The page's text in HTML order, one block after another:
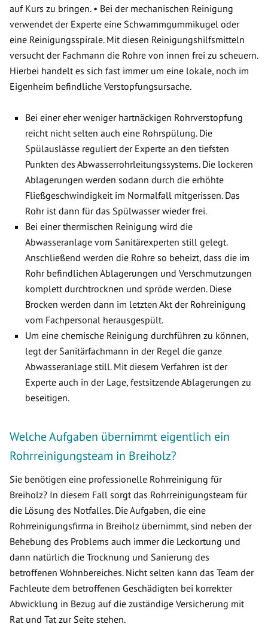
auf Kurs zu bringen. • Bei der mechanischen Reinigung
verwendet der Experte eine Schwammgummikugel oder
eine Reinigungsspirale. Mit diesen Reinigungshilfsmitteln
versucht der Fachmann die Rohre von innen frei zu scheuern.
Hierbei handelt es sich fast immer um eine lokale, noch im
Eigenheim befindliche Verstopfungsursache.
Bei einer eher weniger hartnäckigen Rohrverstopfung
reicht nicht selten auch eine Rohrspülung. Die
Spülauslässe reguliert der Experte an den tiefsten
Punkten des Abwasserrohrleitungssystems. Die lockeren
Ablagerungen werden sodann durch die erhöhte
Fließgeschwindigkeit im Normalfall mitgerissen. Das
Rohr ist dann für das Spülwasser wieder frei.
Bei einer thermischen Reinigung wird die
Abwasseranlage vom Sanitärexperten still gelegt.
Anschließend werden die Rohre so beheizt, dass die im
Rohr befindlichen Ablagerungen und Verschmutzungen
komplett durchtrocknen und spröde werden. Diese
Brocken werden dann im letzten Akt der Rohreinigung
vom Fachpersonal herausgespült.
Um eine chemische Reinigung durchführen zu können,
legt der Sanitärfachmann in der Regel die ganze
Abwasseranlage still. Mit diesem Verfahren ist der
Experte auch in der Lage, festsitzende Ablagerungen zu
beseitigen.
Welche Aufgaben übernimmt eigentlich ein
Rohrreinigungsteam in Breiholz?
Sie benötigen eine professionelle Rohrreinigung für
Breiholz? In diesem Fall sorgt das Rohrreinigungsteam für
die Lösung des Notfalles. Die Aufgaben, die eine
Rohrreinigungsfirma in Breiholz übernimmt, sind neben der
Behebung des Problems auch immer die Leckortung und
dann natürlich die Trocknung und Sanierung des
betroffenen Wohnbereiches. Nicht selten kann das Team der
Fachleute dem betroffenen Geschädigten bei korrekter
Abwicklung in Bezug auf die zuständige Versicherung mit
Rat und Tat zur Seite stehen.